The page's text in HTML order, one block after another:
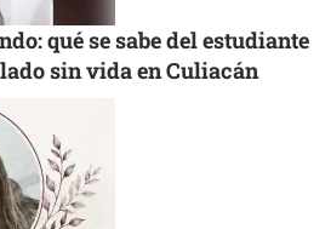
qué se sabe del estudiante
sin vida en Culiacán